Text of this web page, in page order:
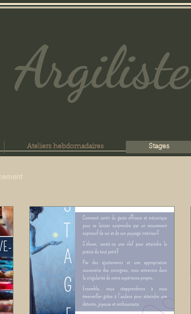
Argiliste
Ateliers hebdomadaires Stages